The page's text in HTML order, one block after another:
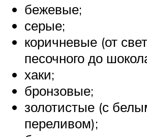
бежевые;
серые;
коричневые (от
песочного до
хаки;
бронзовые;
золотистые (с
переливом);